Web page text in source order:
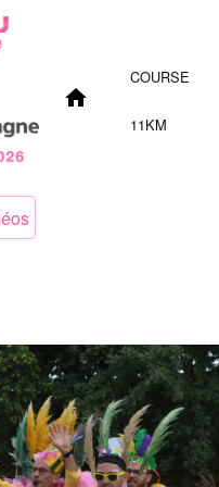
COURSE
11KM